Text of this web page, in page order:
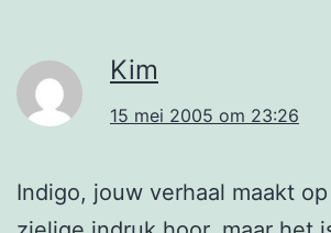
Kim
15 mei 2005 om 23:26
Indigo, jouw verhaal maakt